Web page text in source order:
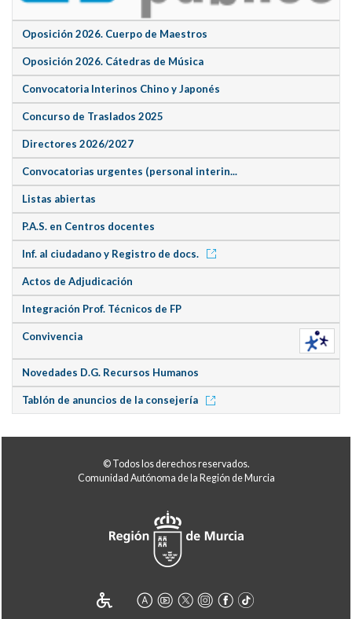
Oposición 2026. Cuerpo de Maestros
Oposición 2026. Cátedras de Música
Convocatoria Interinos Chino y Japonés
Concurso de Traslados 2025
Directores 2026/2027
Convocatorias urgentes (personal interin...
Listas abiertas
P.A.S. en Centros docentes
Inf. al ciudadano y Registro de docs.
Actos de Adjudicación
Integración Prof. Técnicos de FP
Convivencia
Novedades D.G. Recursos Humanos
Tablón de anuncios de la consejería
© Todos los derechos reservados.
Comunidad Autónoma de la Región de Murcia